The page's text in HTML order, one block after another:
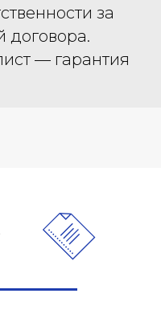
за
договора.
— гарантия